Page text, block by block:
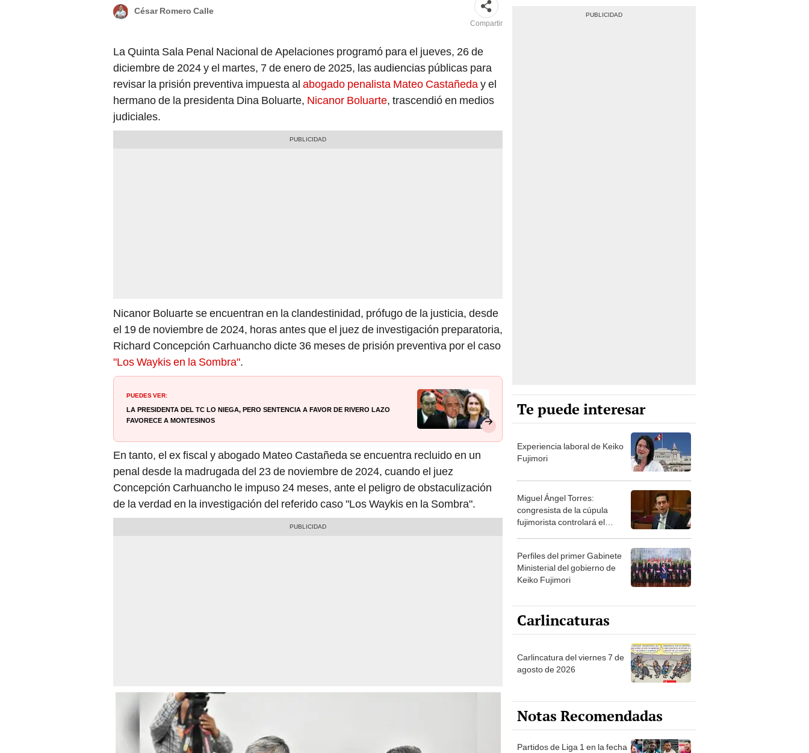
César Romero Calle
Compartir
La Quinta Sala Penal Nacional de Apelaciones programó para el jueves, 26 de
diciembre de 2024 y el martes, 7 de enero de 2025, las audiencias públicas para
revisar la prisión preventiva impuesta al abogado penalista Mateo Castañeday el
hermano de la presidenta Dina Boluarte, Nicanor Boluarte, trascendió en medios
judiciales.
Nicanor Boluarte se encuentran en la clandestinidad, prófugo de la justicia, desde
el 19 de noviembre de 2024, horas antes que el juez de investigación preparatoria,
Richard Concepción Carhuancho dicte 36 meses de prisión preventiva por el caso
"Los Waykis en la Sombra".
PUEDES VER:
La presidenta del TC lo niega, pero sentencia a favor de Rivero Lazo
favorece a Montesinos
En tanto, el ex fiscal y abogado Mateo Castañeda se encuentra recluido en un
penal desde la madrugada del 23 de noviembre de 2024, cuando el juez
Concepción Carhuancho le impuso 24 meses, ante el peligro de obstaculización
de la verdad en la investigación del referido caso "Los Waykis en la Sombra".
Te puede interesar
Experiencia laboral de Keiko
Fujimori
Miguel Ángel Torres:
congresista de la cúpula
fujimorista controlará el
Perfiles del primer Gabinete
Ministerial del gobierno de
Keiko Fujimori
Carlincaturas
Carlincatura del viernes 7 de
agosto de 2026
Notas Recomendadas
Partidos de Liga 1 en la fecha